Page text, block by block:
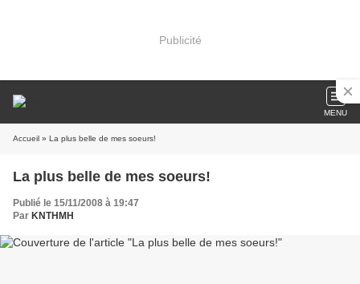
Publicité
MENU
Accueil » La plus belle de mes soeurs!
La plus belle de mes soeurs!
Publié le 15/11/2008 à 19:47
Par KNTHMH